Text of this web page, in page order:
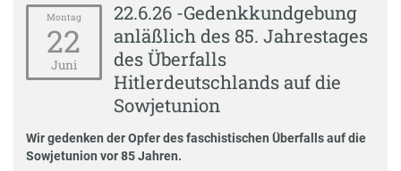
Montag
22
Juni
22.6.26 -Gedenkkundgebung
anläßlich des 85. Jahrestages
des Überfalls
Hitlerdeutschlands auf die
Sowjetunion
Wir gedenken der Opfer des faschistischen Überfalls auf die
Sowjetunion vor 85 Jahren.